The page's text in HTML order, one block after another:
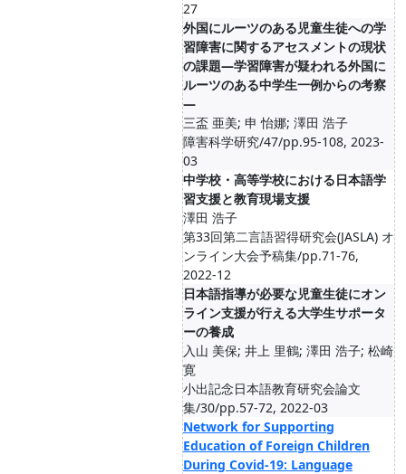
27
外国にルーツのある児童生徒への学
習障害に関するアセスメントの現状
の課題—学習障害が疑われる外国に
ルーツのある中学生一例からの考察
—
三盃 亜美; 申 怡娜; 澤田 浩子
障害科学研究/47/pp.95-108, 2023-
03
中学校・高等学校における日本語学
習支援と教育現場支援
澤田 浩子
第33回第二言語習得研究会(JASLA) オ
ンライン大会予稿集/pp.71-76,
2022-12
日本語指導が必要な児童生徒にオン
ライン支援が行える大学生サポータ
ーの養成
入山 美保; 井上 里鶴; 澤田 浩子; 松崎
寛
小出記念日本語教育研究会論文
集/30/pp.57-72, 2022-03
Network for Supporting
Education of Foreign Children
During Covid-19: Language